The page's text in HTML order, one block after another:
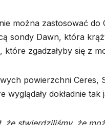
można zastosować do
sondy Dawn, która
zgadzałyby się z
powierzchni Ceres,
dokładnie